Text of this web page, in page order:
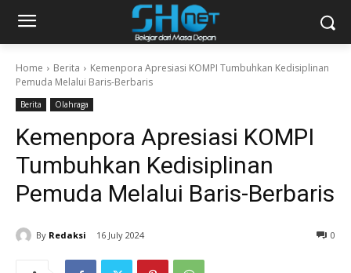
Home Berita
Kemenpora Apresiasi KOMPI Tumbuhkan Kedisiplinan
Pemuda Melalui Baris-Berbaris
Berita Olahraga
Kemenpora Apresiasi KOMPI
Tumbuhkan Kedisiplinan
Pemuda Melalui Baris-Berbaris
By Redaksi 16 July 2024 0